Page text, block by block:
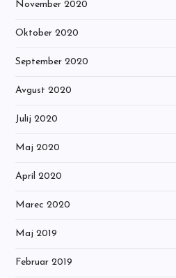
November 2020
Oktober 2020
September 2020
Avgust 2020
Julij 2020
Maj 2020
April 2020
Marec 2020
Maj 2019
Februar 2019